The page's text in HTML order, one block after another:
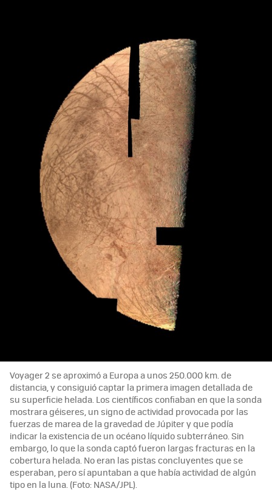
Voyager 2 se aproximó a Europa a unos 250.000 km. de
distancia, y consiguió captar la primera imagen detallada de
su superficie helada. Los científicos confiaban en que la sonda
mostrara géiseres, un signo de actividad provocada por las
fuerzas de marea de la gravedad de Júpiter y que podía
indicar la existencia de un océano líquido subterráneo. Sin
embargo, lo que la sonda captó fueron largas fracturas en la
cobertura helada. No eran las pistas concluyentes que se
esperaban, pero sí apuntaban a que había actividad de algún
tipo en la luna. (Foto: NASA/JPL).